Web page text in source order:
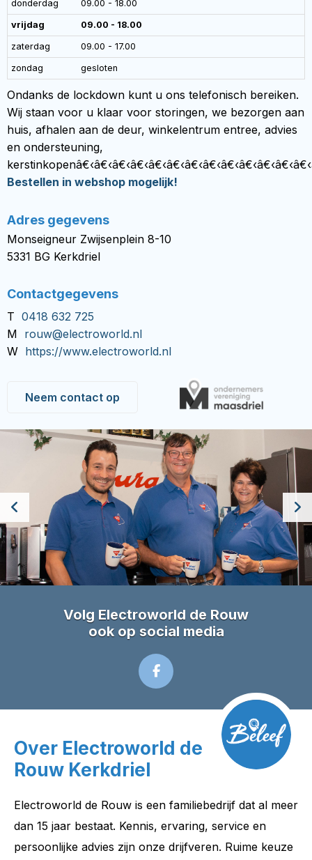
donderdag 09.00 - 18.00
vrijdag 09.00 - 18.00
zaterdag 09.00 - 17.00
zondag gesloten
Ondanks de lockdown kunt u ons telefonisch bereiken.
Wij staan voor u klaar voor storingen, we bezorgen aan
huis, afhalen aan de deur, winkelentrum entree, advies
en ondersteuning,
Bestellen in webshop mogelijk!
Adres gegevens
Monseigneur Zwijsenplein 8-10
5331 BG Kerkdriel
Contactgegevens
T 0418 632 725
M rouw@electroworld.nl
W https://www.electroworld.nl
Neem contact op
Volg Electroworld de Rouw
ook op social media
Over Electroworld de
Rouw Kerkdriel
Electroworld de Rouw is een familiebedrijf dat al meer
dan 15 jaar bestaat. Kennis, ervaring, service en
persoonlijke advies zijn onze drijfveren. Ruime keuze